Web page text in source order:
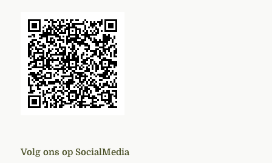
Volg ons op SocialMedia